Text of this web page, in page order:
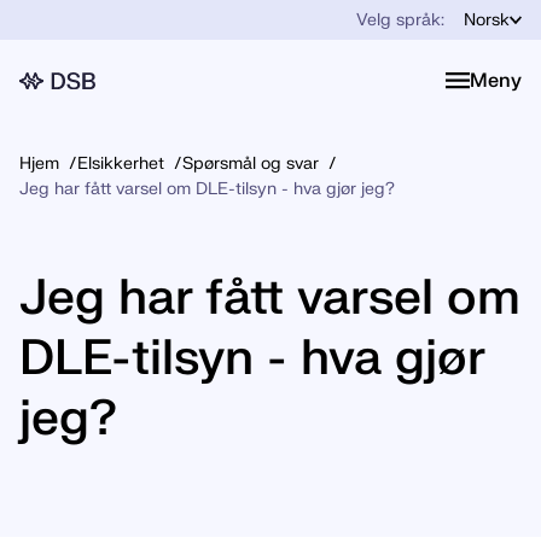
Velg språk: Norsk
Meny
Meny
Hjem Elsikkerhet
Spørsmål og svar
Jeg har fått varsel om DLE-tilsyn - hva gjør jeg?
Jeg har fått varsel om
DLE-tilsyn - hva gjør
jeg?